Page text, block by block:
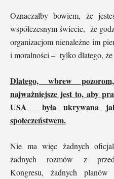
Oznaczałby bowiem, że
współczesnym świecie, że
organizacjom nienależne im
i moralności – tylko dlatego, że
Dlatego, wbrew
najważniejsze jest to, aby
USA była ukrywana
społeczeństwem.
Nie ma więc żadnych
żadnych rozmów z
Kongresu, żadnych planów